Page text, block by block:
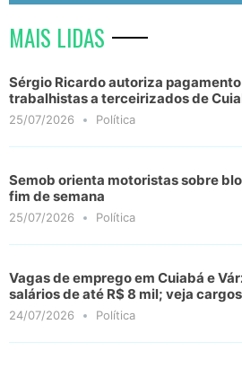
MAIS LIDAS
Sérgio Ricardo autoriza
trabalhistas a terceirizados de
25/07/2026 Política
Semob orienta motoristas sobre
fim de semana
25/07/2026 Política
Vagas de emprego em Cuiabá e
salários de até R$ 8 mil; veja cargos
24/07/2026 Política